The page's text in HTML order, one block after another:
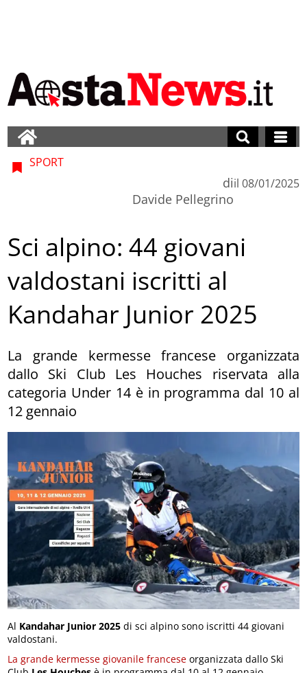
SPORT
di
Davide Pellegrino
il 08/01/2025
Sci alpino: 44 giovani
valdostani iscritti al
Kandahar Junior 2025
La grande kermesse francese organizzata
dallo Ski Club Les Houches riservata alla
categoria Under 14 è in programma dal 10 al
12 gennaio
Al Kandahar Junior 2025 di sci alpino sono iscritti 44 giovani
valdostani.
La grande kermesse giovanile francese organizzata dallo Ski